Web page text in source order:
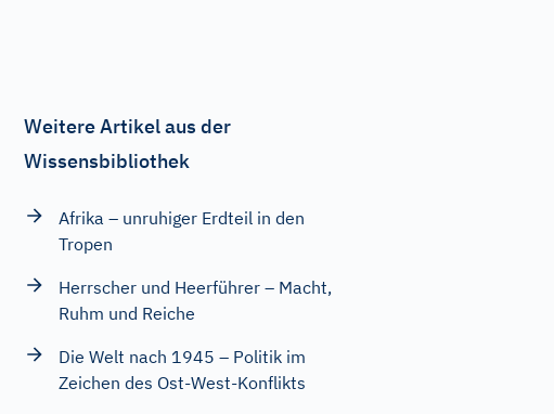
Weitere Artikel aus der
Wissensbibliothek
Afrika – unruhiger Erdteil in den
Tropen
Herrscher und Heerführer – Macht,
Ruhm und Reiche
Die Welt nach 1945 – Politik im
Zeichen des Ost-West-Konflikts